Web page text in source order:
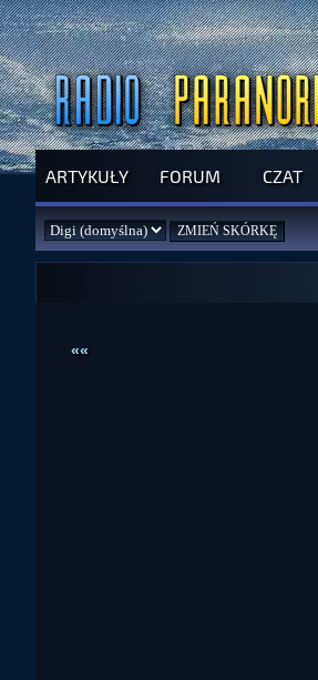
ARTYKUŁY FORUM CZAT
««